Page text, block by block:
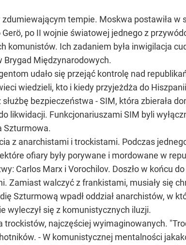
tempie. Moskwa postawiła w
po II wojnie światowej jednego z
komunistów. Ich zadaniem była inwigilacja
Brygad Międzynarodowych.
udało się przejąć kontrolę nad
wiedzieli, kto i kiedy przyjeżdża do
bezpieczeństwa - SIM, która zbierała
likwidacji. Funkcjonariuszami SIM byli
Szturmowa.
z anarchistami i trockistami. Podczas
ofiary były porywane i mordowane w
Carlos Marx i Vorochilov. Doszło w końcu
Zamiast walczyć z frankistami, musiały się
Szturmową wpadł oddział anarchistów, w
wyleczył się z komunistycznych iluzji.
trockistów, najczęściej wyimaginowanych.
- W komunistycznej mentalności